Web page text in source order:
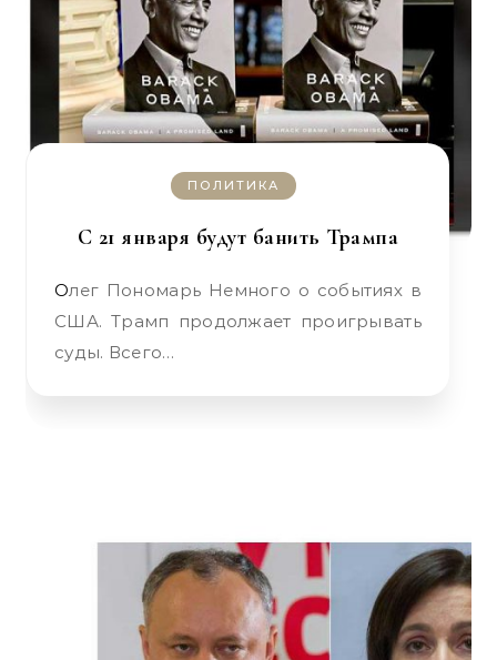
ПОЛИТИКА
С 21 января будут банить Трампа
Олег Пономарь Немного о событиях в
США. Трамп продолжает проигрывать
суды. Всего…